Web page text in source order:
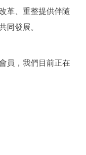
革、重整提供伴隨
同發展。
員，我們目前正在